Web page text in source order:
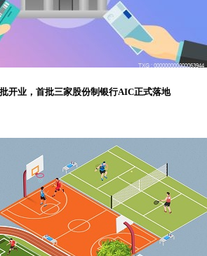
开业，首批三家股份制银行AIC正式落地